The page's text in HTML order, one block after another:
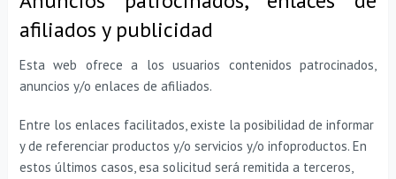
afiliados y publicidad
Esta web ofrece a los usuarios contenidos patrocinados,
anuncios y/o enlaces de afiliados.
Entre los enlaces facilitados, existe la posibilidad de informar
y de referenciar productos y/o servicios y/o infoproductos. En
estos últimos casos, esa solicitud será remitida a terceros,